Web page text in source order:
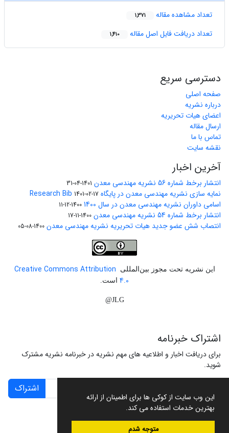
این وب سایت از کوکی ها برای اطمینان از ارائه
بهترین خدمات استفاده می کند.
متوجه شدم
تعداد مشاهده مقاله 1,371
تعداد دریافت فایل اصل مقاله 1,410
دسترسی سریع
صفحه اصلی
درباره نشریه
اعضای هیات تحریریه
ارسال مقاله
تماس با ما
نقشه سایت
آخرین اخبار
انتشار برخط شماره 56 نشریه مهندسی معدن 1401-04-31
نمایه سازی نشریه مهندسی معدن در پایگاه Research Bib 1401-02-17
اسامی داوران نشریه مهندسی معدن در سال 1400 1400-12-11
انتشار برخط شماره 54 نشریه مهندسی معدن 1400-11-17
انتصاب شش عضو جدید هیات تحریریه نشریه مهندسی معدن 1400-08-05
این نشریه تحت مجوز بین‌المللی
Creative Commons Attribution
4.0 است.
JLG@
اشتراک خبرنامه
برای دریافت اخبار و اطلاعیه های مهم نشریه در خبرنامه نشریه مشترک
شوید.
اشتراک